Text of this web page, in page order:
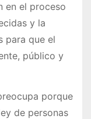
en el proceso
y la
para que el
público y
porque
de personas